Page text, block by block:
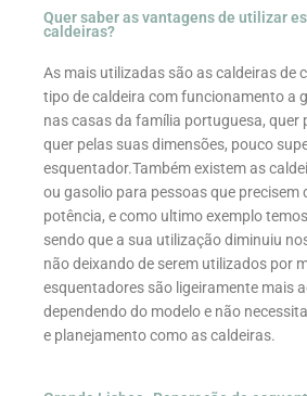
Quer saber as vantagens de utilizar
caldeiras?
As mais utilizadas são as caldeiras de
tipo de caldeira com funcionamento a
nas casas da família portuguesa, quer
quer pelas suas dimensões, pouco
esquentador.Também existem as
ou gasolio para pessoas que precisem
potência, e como ultimo exemplo
sendo que a sua utilização diminuiu
não deixando de serem utilizados por
esquentadores são ligeiramente mais
dependendo do modelo e não
e planejamento como as caldeiras.